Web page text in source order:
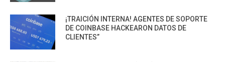
¡TRAICIÓN INTERNA! AGENTES DE SOPORTE
DE COINBASE HACKEARON DATOS DE
CLIENTES”